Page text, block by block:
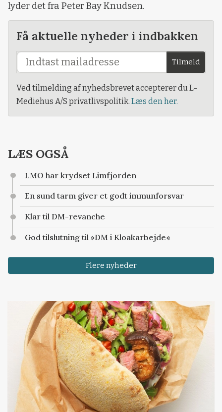
lyder det fra Peter Bay Knudsen.
Få aktuelle nyheder i indbakken
Tilmeld
Ved tilmelding af nyhedsbrevet accepterer du L-
Mediehus A/S privatlivspolitik. Læs den her.
LÆS OGSÅ
LMO har krydset Limfjorden
En sund tarm giver et godt immunforsvar
Klar til DM-revanche
God tilslutning til »DM i Kloakarbejde«
Flere nyheder